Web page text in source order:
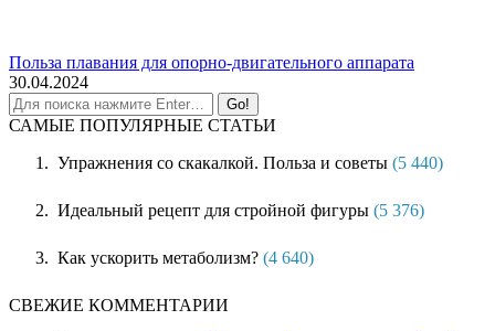
Польза плавания для опорно-двигательного аппарата
30.04.2024
САМЫЕ ПОПУЛЯРНЫЕ СТАТЬИ
Упражнения со скакалкой. Польза и советы (5 440)
Идеальный рецепт для стройной фигуры (5 376)
Как ускорить метаболизм? (4 640)
СВЕЖИЕ КОММЕНТАРИИ